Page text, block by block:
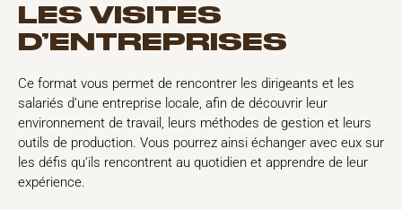
LES VISITES
D’ENTREPRISES
Ce format vous permet de rencontrer les dirigeants et les
salariés d’une entreprise locale, afin de découvrir leur
environnement de travail, leurs méthodes de gestion et leurs
outils de production. Vous pourrez ainsi échanger avec eux sur
les défis qu’ils rencontrent au quotidien et apprendre de leur
expérience.